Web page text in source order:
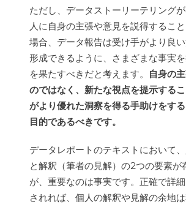
ただし、データストーリーテリング
人に自身の主張や意見を説得するこ
場合、データ報告は受け手がより良
形成できるように、さまざまな事実
を果たすべきだと考えます。
自身の
のではなく、新たな視点を提示する
がより優れた洞察を得る手助けをす
目的であるべきです。
データレポートのテキストにおいて
と解釈（筆者の見解）の2つの要素が
が、重要なのは事実です。正確で詳
されれば、個人の解釈や見解の余地は